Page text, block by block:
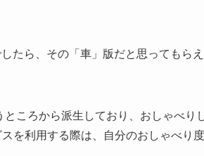
たら、その「車」版だと思ってもら
ころから派生しており、おしゃべり
を利用する際は、自分のおしゃべり